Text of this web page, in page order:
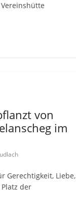
von
im
Gerechtigkeit, Liebe,
der